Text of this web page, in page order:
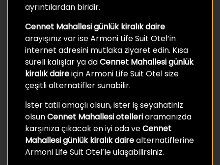
ayrıntılardan biridir.
Cennet Mahallesi günlük kiralık daire
arayışınız var ise Armoni Life Suit Otel’in
internet adresini mutlaka ziyaret edin. Kısa
süreli kalışlar ya daCennet Mahallesi günlük
kiralık daireiçin Armoni Life Suit Otel size
çeşitli alternatifler sunabilir.
İster tatil amaçlı olsun, ister iş seyahatiniz
olsunCennet Mahallesi otelleriaramanızda
karşınıza çıkacak en iyi oda veCennet
Mahallesi günlük kiralık dairealternatiflerine
Armoni Life Suit Otel’le ulaşabilirsiniz.